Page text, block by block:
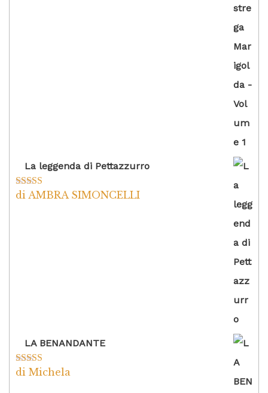
La leggenda di Pettazzurro
Valutato5su
di AMBRA SIMONCELLI
LA BENANDANTE
Valutato5su
di Michela